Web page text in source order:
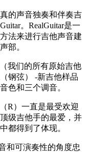
的声音独奏和伴奏吉
。RealGuitar是一
法来进行吉他声音建
部。
我们的所有原始吉他
钢弦） -新吉他样品
色和三个调音。
（R）一直是最受欢迎
级吉他手的最爱，并
都得到了体现。
和可演奏性的角度忠